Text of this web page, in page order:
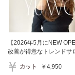
【2026年5月にNEW
改善が得意なトレンド
カット ￥4,950